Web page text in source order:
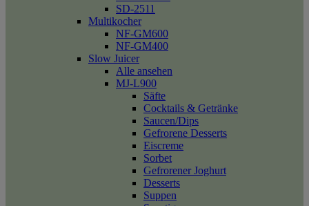
SD-2511
Multikocher
NF-GM600
NF-GM400
Slow Juicer
Alle ansehen
MJ-L900
Säfte
Cocktails & Getränke
Saucen/Dips
Gefrorene Desserts
Eiscreme
Sorbet
Gefrorener Joghurt
Desserts
Suppen